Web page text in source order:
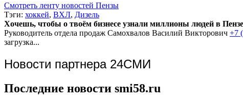
Смотреть ленту новостей Пензы
Тэги: хоккей, ВХЛ, Дизель
Хочешь, чтобы о твоём бизнесе узнали миллионы людей в
Руководитель отдела продаж Самохвалов Василий Викторович +7
загрузка...
Новости партнера 24СМИ
Последние новости smi58.ru